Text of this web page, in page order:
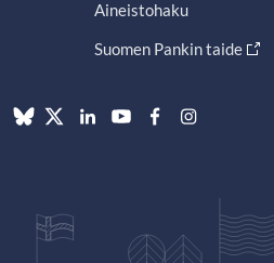
Aineistohaku
Suomen Pankin taide